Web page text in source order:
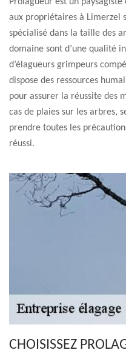
aux propriétaires à Limerzel
spécialisé dans la taille des
domaine sont d’une qualité
d’élagueurs grimpeurs
dispose des ressources
pour assurer la réussite des
cas de plaies sur les arbres,
prendre toutes les
réussi.
CHOISISSEZ